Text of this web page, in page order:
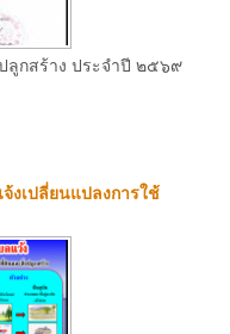
ลูกสร้าง ประจำปี ๒๕๖๙
งเปลี่ยนแปลงการใช้